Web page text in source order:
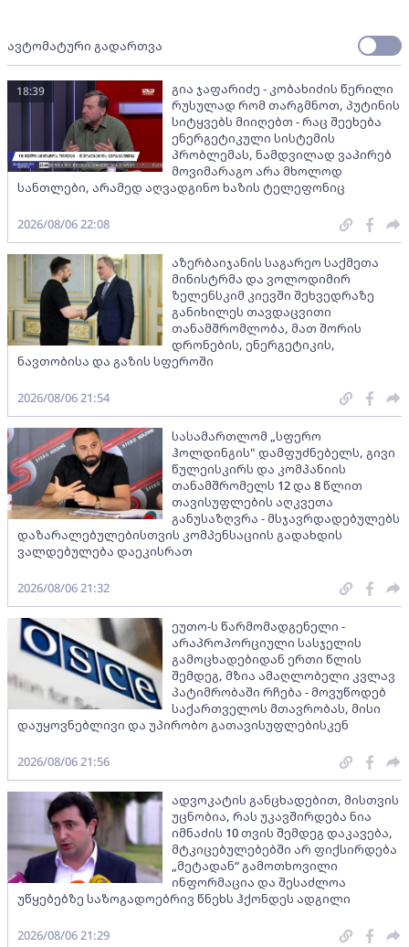
ავტომატური გადართვა
გია ჯაფარიძე - კობახიძის წერილი
რუსულად რომ თარგმნოთ, პუტინის
სიტყვებს მიიღებთ - რაც შეეხება
ენერგეტიკული სისტემის
პრობლემას, ნამდვილად ვაპირებ
მოვიმარაგო არა მხოლოდ
სანთლები, არამედ აღვადგინო ხაზის ტელეფონიც
18:39
2026/08/06 22:08
აზერბაიჯანის საგარეო საქმეთა
მინისტრმა და ვოლოდიმირ
ზელენსკიმ კიევში შეხვედრაზე
განიხილეს თავდაცვითი
თანამშრომლობა, მათ შორის
დრონების, ენერგეტიკის,
ნავთობისა და გაზის სფეროში
2026/08/06 21:54
სასამართლომ „სფერო
ჰოლდინგის" დამფუძნებელს, გივი
წულეისკირს და კომპანიის
თანამშრომელს 12 და 8 წლით
თავისუფლების აღკვეთა
განუსაზღვრა - მსჯავრდადებულებს
დაზარალებულებისთვის კომპენსაციის გადახდის
ვალდებულება დაეკისრათ
2026/08/06 21:32
ეუთო-ს წარმომადგენელი -
არაპროპორციული სასჯელის
გამოცხადებიდან ერთი წლის
შემდეგ, მზია ამაღლობელი კვლავ
პატიმრობაში რჩება - მოვუწოდებ
საქართველოს მთავრობას, მისი
დაუყოვნებლივი და უპირობო გათავისუფლებისკენ
2026/08/06 21:56
ადვოკატის განცხადებით, მისთვის
უცნობია, რას უკავშირდება ნია
იმნაძის 10 თვის შემდეგ დაკავება,
მტკიცებულებებში არ ფიქსირდება
„მეტადან“ გამოთხოვილი
ინფორმაცია და შესაძლოა
უწყებებზე საზოგადოებრივ წნეხს ჰქონდეს ადგილი
2026/08/06 21:29